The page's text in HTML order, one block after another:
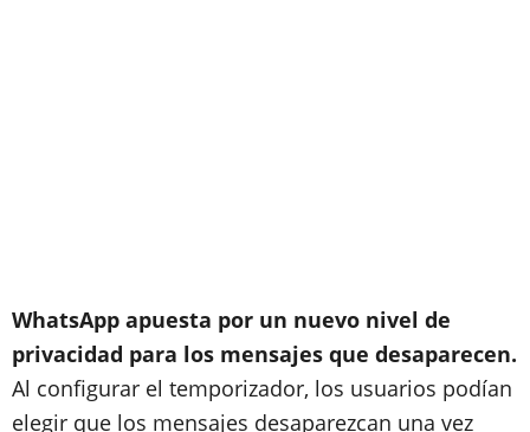
WhatsApp apuesta por un nuevo nivel de
privacidad para los mensajes que desaparecen.
Al configurar el temporizador, los usuarios podían
elegir que los mensajes desaparezcan una vez